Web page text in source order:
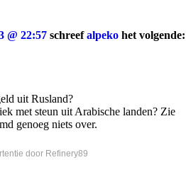
@ 22:57 schreefalpeko het volgende:
uit Rusland?
met steun uit Arabische landen? Zie
genoeg niets over.
door Refinery89